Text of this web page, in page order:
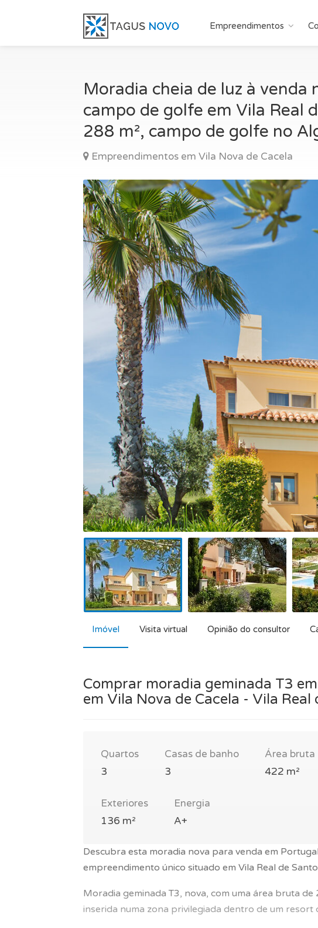
Empreendimentos
Moradia cheia de luz à
campo de golfe em Vila Real
288 m², campo de golfe no
Empreendimentos em Vila Nova de Cacela
Imóvel Visita virtual Opinião do consultor
Comprar moradia geminada T3
em Vila Nova de Cacela - Vila
Quartos
3
Casas de banho
3
Área bruta
422 m²
Exteriores
136 m²
Energia
A+
Descubra esta moradia nova para venda em
empreendimento único situado em Vila Real de
Moradia geminada T3, nova, com uma área bruta
inserida numa zona privilegiada dentro de um resort